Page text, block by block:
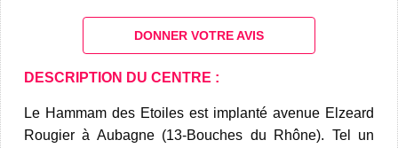
DONNER VOTRE AVIS
DESCRIPTION DU CENTRE :
Le Hammam des Etoiles est implanté avenue Elzeard
Rougier à Aubagne (13-Bouches du Rhône). Tel un